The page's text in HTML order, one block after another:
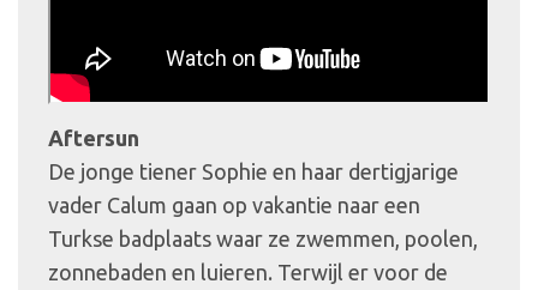
Aftersun
De jonge tiener Sophie en haar dertigjarige
vader Calum gaan op vakantie naar een
Turkse badplaats waar ze zwemmen, poolen,
zonnebaden en luieren. Terwijl er voor de